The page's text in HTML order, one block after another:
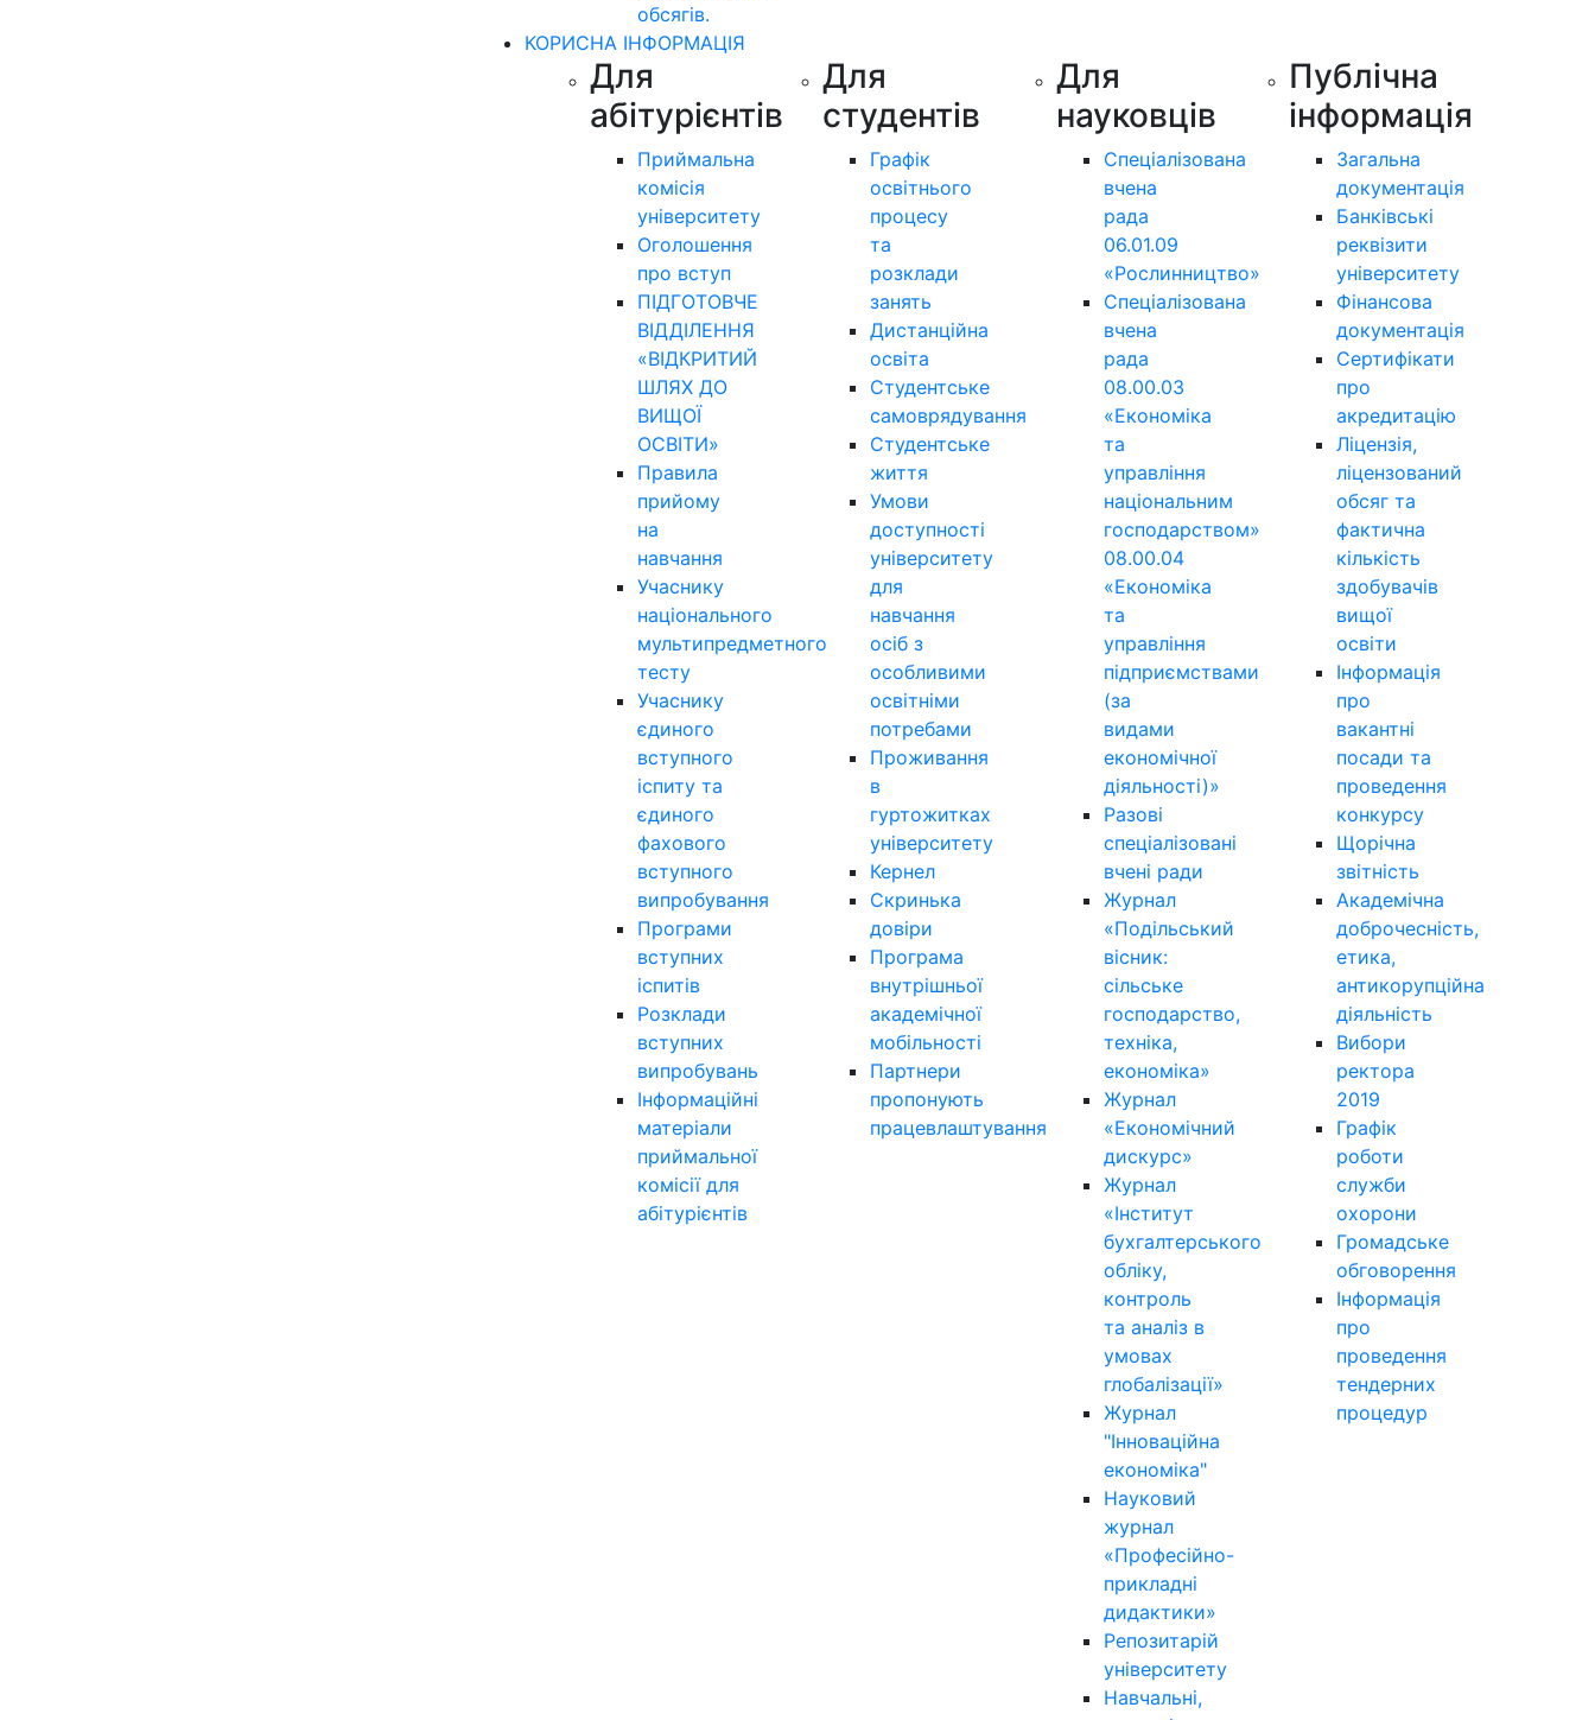
oбсягів.
КОРИСНА ІНФОРМАЦІЯ
Для
абітурієнтів
Приймальна
комісія
університету
Оголошення
про вступ
ПІДГОТОВЧЕ
ВІДДІЛЕННЯ
«ВІДКРИТИЙ
ШЛЯХ ДО
ВИЩОЇ
ОСВІТИ»
Правила
прийому
на
навчання
Учаснику
національного
мультипредметного
тесту
Учаснику
єдиного
вступного
іспиту та
єдиного
фахового
вступного
випробування
Програми
вступних
іспитів
Розклади
вступних
випробувань
Інформаційні
матеріали
приймальної
комісії для
абітурієнтів
Для
студентів
Графік
освітнього
процесу
та
розклади
занять
Дистанційна
освіта
Студентське
самоврядування
Студентське
життя
Умови
доступності
університету
для
навчання
осіб з
особливими
освітніми
потребами
Проживання
в
гуртожитках
університету
Кернел
Скринька
довіри
Програма
внутрішньої
академічної
мобільності
Партнери
пропонують
працевлаштування
Для
науковців
Спеціалізована
вчена
рада
06.01.09
«Рослинництво»
Спеціалізована
вчена
рада
08.00.03
«Економіка
та
управління
національним
господарством»
08.00.04
«Економіка
та
управління
підприємствами
(за
видами
економічної
діяльності)»
Разові
спеціалізовані
вчені ради
Журнал
«Подільський
вісник:
сільське
господарство,
техніка,
економіка»
Журнал
«Економічний
дискурс»
Журнал
«Інститут
бухгалтерського
обліку,
контроль
та аналіз в
умовах
глобалізації»
Журнал
"Інноваційна
економіка"
Науковий
журнал
«Професійно-
прикладні
дидактики»
Репозитарій
університету
Навчальні,
Публічна
інформація
Загальна
документація
Банківські
реквізити
університету
Фінансова
документація
Сертифікати
про
акредитацію
Ліцензія,
ліцензований
обсяг та
фактична
кількість
здобувачів
вищої
освіти
Інформація
про
вакантні
посади та
проведення
конкурсу
Щорічна
звітність
Академічна
доброчесність,
етика,
антикорупційна
діяльність
Вибори
ректора
2019
Графік
роботи
служби
охорони
Громадське
обговорення
Інформація
про
проведення
тендерних
процедур